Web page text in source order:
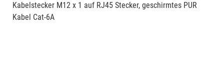
Kabelstecker M12 x 1 auf RJ45 Stecker, geschirmtes PUR
Kabel Cat-6A